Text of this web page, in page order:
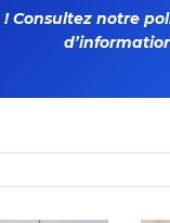
! Consultez notre